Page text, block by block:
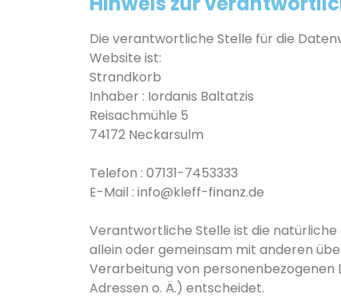
Die verantwortliche Stelle für die
Website ist:
Strandkorb
Inhaber : Iordanis Baltatzis
Reisachmühle 5
74172 Neckarsulm
Telefon : 07131-7453333
E-Mail : info@kleff-finanz.de
Verantwortliche Stelle ist die natürliche
allein oder gemeinsam mit anderen
Verarbeitung von personenbezogenen
Adressen o. Ä.) entscheidet.